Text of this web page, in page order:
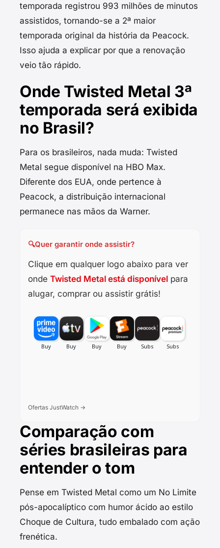
temporada registrou 993 milhões de minutos
assistidos, tornando-se a 2ª maior
temporada original da história da Peacock.
Isso ajuda a explicar por que a renovação
veio tão rápido.
Onde Twisted Metal 3ª
temporada será exibida
no Brasil?
Para os brasileiros, nada muda: Twisted
Metal segue disponível na HBO Max.
Diferente dos EUA, onde pertence à
Peacock, a distribuição internacional
permanece nas mãos da Warner.
🔍Quer garantir onde assistir?
Clique em qualquer logo abaixo para ver
onde Twisted Metal está disponível para
alugar, comprar ou assistir grátis!
Ofertas JustWatch →
Comparação com
séries brasileiras para
entender o tom
Pense em Twisted Metal como um No Limite
pós-apocalíptico com humor ácido ao estilo
Choque de Cultura, tudo embalado com ação
frenética.